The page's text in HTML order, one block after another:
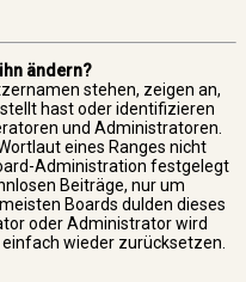
ändern?
stehen, zeigen an,
hast oder identifizieren
und Administratoren.
eines Ranges nicht
Administration festgelegt
Beiträge, nur um
Boards dulden dieses
oder Administrator wird
wieder zurücksetzen.